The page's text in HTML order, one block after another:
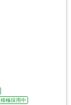
積極採用中